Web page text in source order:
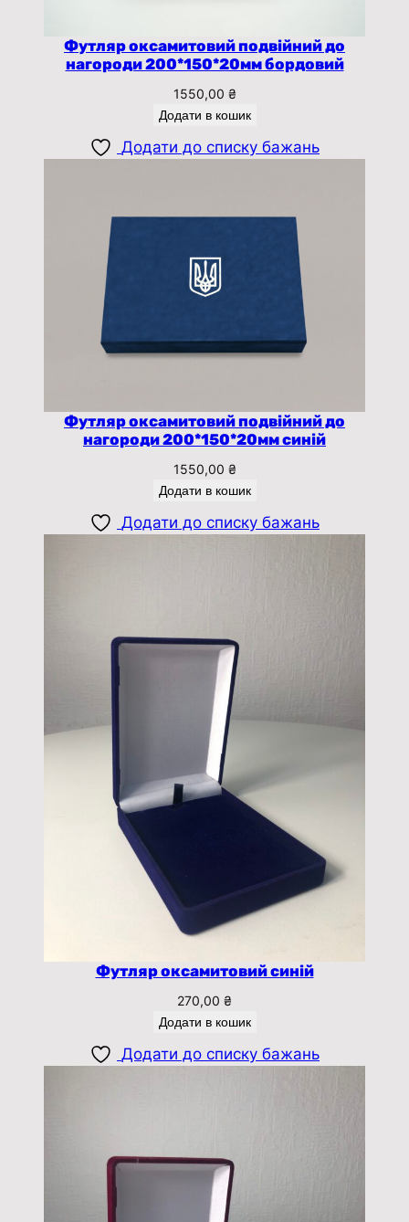
Футляр оксамитовий подвійний до
нагороди 200*150*20мм бордовий
1550,00 ₴
Додати в кошик
Додати до списку бажань
Футляр оксамитовий подвійний до
нагороди 200*150*20мм синій
1550,00 ₴
Додати в кошик
Додати до списку бажань
Футляр оксамитовий синій
270,00 ₴
Додати в кошик
Додати до списку бажань